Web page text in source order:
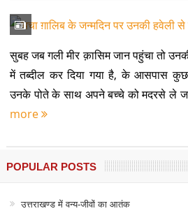
सुबह जब गली मीर क़ासिम जान पहुंचा तो
में तब्दील कर दिया गया है, के आसपास
उनके पोते के साथ अपने बच्चे को मदरसे ले
more
POPULAR POSTS
उत्तराखण्ड में वन्य-जीवों का आतंक